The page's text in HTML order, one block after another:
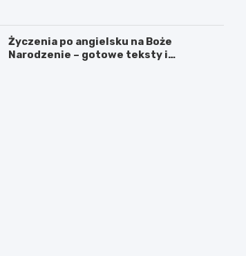
Życzenia po angielsku na Boże
Narodzenie – gotowe teksty i